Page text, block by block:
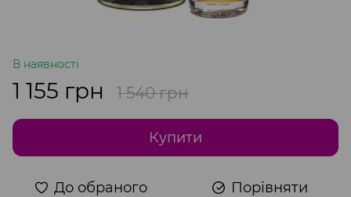
В наявності
1 155 грн 1 540 грн
Купити
До обраного Порівняти